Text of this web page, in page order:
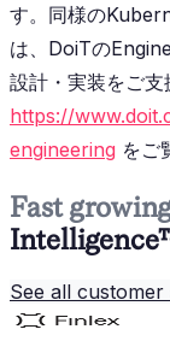
す。同様の
は、DoiTの
設計・実装をご
https://
engineering をご
Fast
See all customer